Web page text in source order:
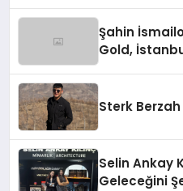
Şahin
Gold,
Sterk
Selin Ankay
Geleceğini